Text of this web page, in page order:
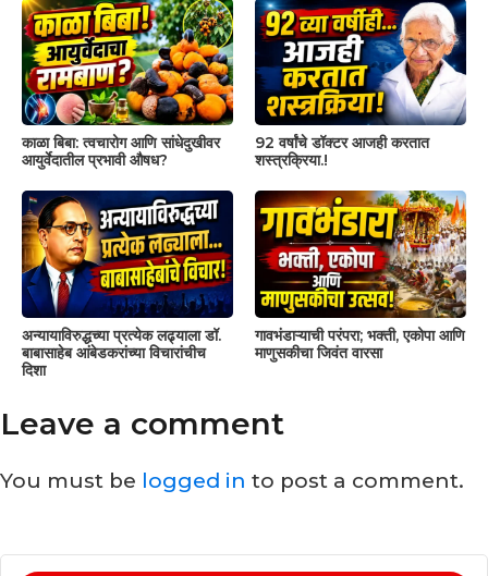
काळा बिबा: त्वचारोग आणि सांधेदुखीवर
आयुर्वेदातील प्रभावी औषध?
92 वर्षांचे डॉक्टर आजही करतात
शस्त्रक्रिया.!
अन्यायाविरुद्धच्या प्रत्येक लढ्याला डॉ.
बाबासाहेब आंबेडकरांच्या विचारांचीच
दिशा
गावभंडाऱ्याची परंपरा; भक्ती, एकोपा आणि
माणुसकीचा जिवंत वारसा
Leave a comment
You must be logged in to post a comment.